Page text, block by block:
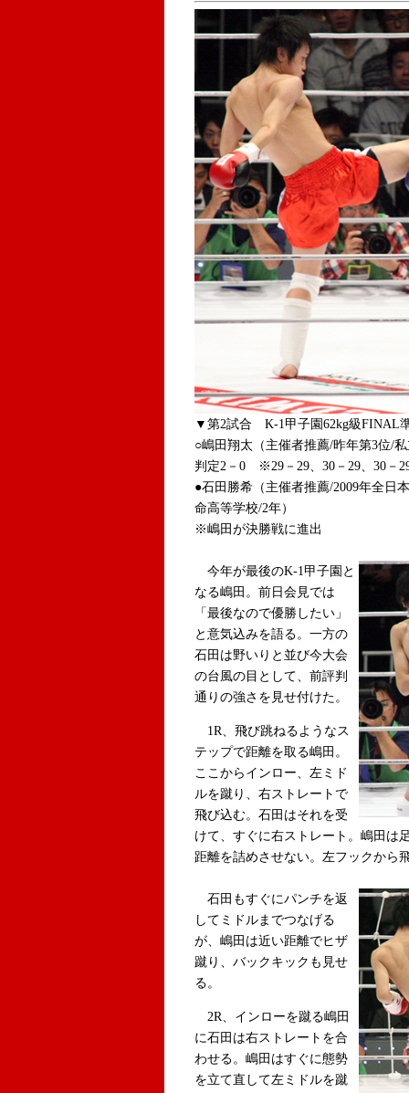
▼第2試合 K-1甲子園62kg級
○嶋田翔太（主催者推薦/昨年第3位/
判定2－0 ※29－29、30－29、30－
●石田勝希（主催者推薦/2009年全日
命高等学校/2年）
※嶋田が決勝戦に進出
今年が最後のK-1甲子園と
なる嶋田。前日会見では
「最後なので優勝したい」
と意気込みを語る。一方の
石田は野いりと並び今大会
の台風の目として、前評判
通りの強さを見せ付けた。
1R、飛び跳ねるようなス
テップで距離を取る嶋田。
ここからインロー、左ミド
ルを蹴り、右ストレートで
飛び込む。石田はそれを受
けて、すぐに右ストレート。嶋田は
距離を詰めさせない。左フックから
石田もすぐにパンチを返
してミドルまでつなげる
が、嶋田は近い距離でヒザ
蹴り、バックキックも見せ
る。
2R、インローを蹴る嶋田
に石田は右ストレートを合
わせる。嶋田はすぐに態勢
を立て直して左ミドルを蹴